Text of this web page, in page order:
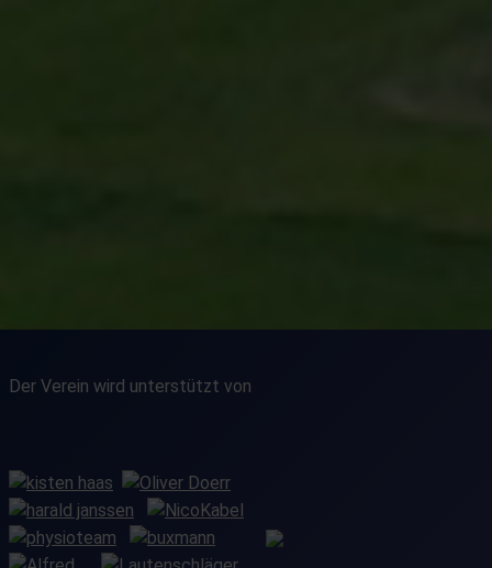
Der Verein wird unterstützt von